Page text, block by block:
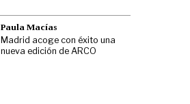
Paula Macías
Madrid acoge con éxito una
nueva edición de ARCO